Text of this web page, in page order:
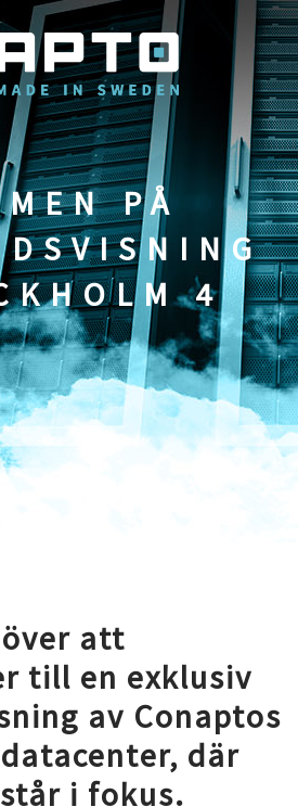
PÅ
4
att
till en exklusiv
av Conaptos
där
i fokus.